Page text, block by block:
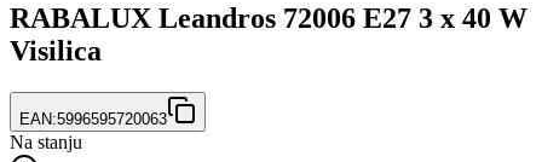
RABALUX Leandros 72006 E27 3 x 40 W
Visilica
EAN:5996595720063
Na stanju